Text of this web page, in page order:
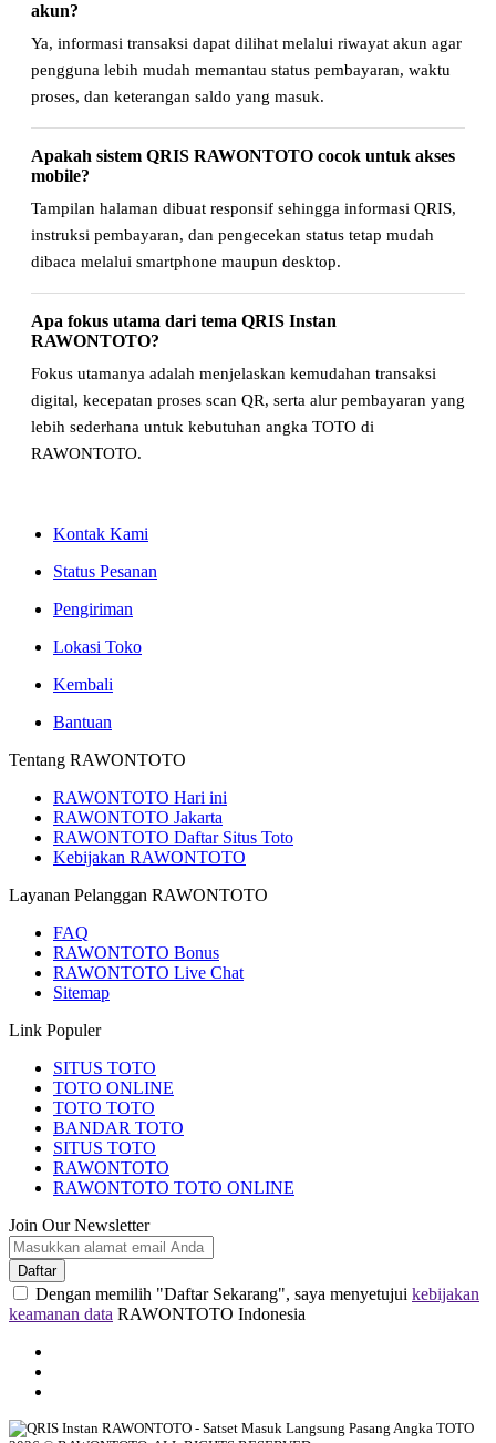
akun?
Ya, informasi transaksi dapat dilihat melalui riwayat akun agar
pengguna lebih mudah memantau status pembayaran, waktu
proses, dan keterangan saldo yang masuk.
Apakah sistem QRIS RAWONTOTO cocok untuk akses
mobile?
Tampilan halaman dibuat responsif sehingga informasi QRIS,
instruksi pembayaran, dan pengecekan status tetap mudah
dibaca melalui smartphone maupun desktop.
Apa fokus utama dari tema QRIS Instan
RAWONTOTO?
Fokus utamanya adalah menjelaskan kemudahan transaksi
digital, kecepatan proses scan QR, serta alur pembayaran yang
lebih sederhana untuk kebutuhan angka TOTO di
RAWONTOTO.
Kontak Kami
Status Pesanan
Pengiriman
Lokasi Toko
Kembali
Bantuan
Tentang RAWONTOTO
RAWONTOTO Hari ini
RAWONTOTO Jakarta
RAWONTOTO Daftar Situs Toto
Kebijakan RAWONTOTO
Layanan Pelanggan RAWONTOTO
FAQ
RAWONTOTO Bonus
RAWONTOTO Live Chat
Sitemap
Link Populer
SITUS TOTO
TOTO ONLINE
TOTO TOTO
BANDAR TOTO
SITUS TOTO
RAWONTOTO
RAWONTOTO TOTO ONLINE
Join Our Newsletter
Daftar
Dengan memilih "Daftar Sekarang", saya menyetujui kebijakan
keamanan data RAWONTOTO Indonesia